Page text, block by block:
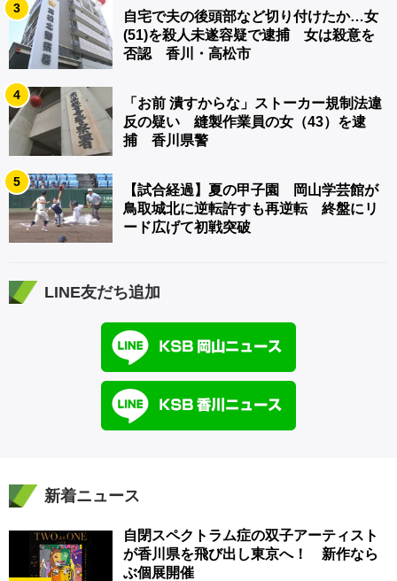
3
自宅で夫の後頭部など切り付けたか…女
(51)を殺人未遂容疑で逮捕 女は殺意を
否認 香川・高松市
4
「お前 潰すからな」ストーカー規制法違
反の疑い 縫製作業員の女（43）を逮
捕 香川県警
5
【試合経過】夏の甲子園 岡山学芸館が
鳥取城北に逆転許すも再逆転 終盤にリ
ード広げて初戦突破
LINE友だち追加
新着ニュース
自閉スペクトラム症の双子アーティスト
が香川県を飛び出し東京へ！ 新作なら
ぶ個展開催